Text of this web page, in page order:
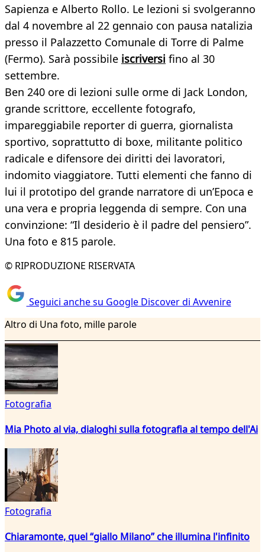
Sapienza e Alberto Rollo. Le lezioni si svolgeranno
dal 4 novembre al 22 gennaio con pausa natalizia
presso il Palazzetto Comunale di Torre di Palme
(Fermo). Sarà possibile iscriversi fino al 30
settembre.
Ben 240 ore di lezioni sulle orme di Jack London,
grande scrittore, eccellente fotografo,
impareggiabile reporter di guerra, giornalista
sportivo, soprattutto di boxe, militante politico
radicale e difensore dei diritti dei lavoratori,
indomito viaggiatore. Tutti elementi che fanno di
lui il prototipo del grande narratore di un’Epoca e
una vera e propria leggenda di sempre. Con una
convinzione: “Il desiderio è il padre del pensiero”.
Una foto e 815 parole.
© RIPRODUZIONE RISERVATA
Seguici anche su Google Discover di Avvenire
Altro di Una foto, mille parole
Fotografia
Mia Photo al via, dialoghi sulla fotografia al tempo dell'Ai
Fotografia
Chiaramonte, quel “giallo Milano” che illumina l'infinito